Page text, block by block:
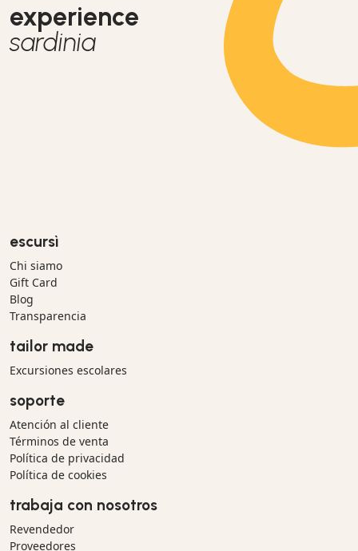
experience
sardinia
escursì
Chi siamo
Gift Card
Blog
Transparencia
tailor made
Excursiones escolares
soporte
Atención al cliente
Términos de venta
Política de privacidad
Política de cookies
trabaja con nosotros
Revendedor
Proveedores